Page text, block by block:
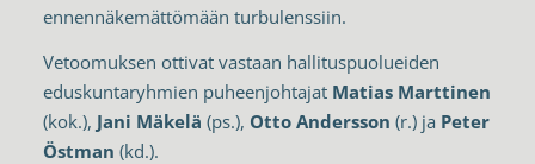
ennennäkemättömään turbulenssiin.
Vetoomuksen ottivat vastaan hallituspuolueiden
eduskuntaryhmien puheenjohtajat Matias Marttinen
(kok.), Jani Mäkelä (ps.), Otto Andersson (r.) ja Peter
Östman (kd.).